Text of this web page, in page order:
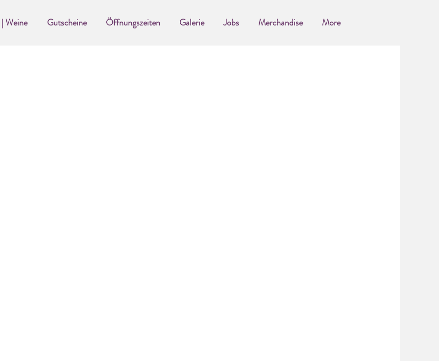
Weine Gutscheine Öffnungszeiten Galerie Jobs Merchandise More